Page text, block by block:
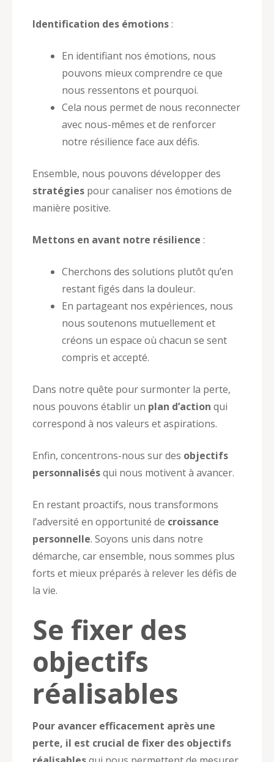
Identification des émotions:
En identifiant nos émotions, nous
pouvons mieux comprendre ce que
nous ressentons et pourquoi.
Cela nous permet de nous reconnecter
avec nous-mêmes et de renforcer
notre résilience face aux défis.
Ensemble, nous pouvons développer des
stratégies pour canaliser nos émotions de
manière positive.
Mettons en avant notre résilience :
Cherchons des solutions plutôt qu’en
restant figés dans la douleur.
En partageant nos expériences, nous
nous soutenons mutuellement et
créons un espace où chacun se sent
compris et accepté.
Dans notre quête pour surmonter la perte,
nous pouvons établir un plan d’action qui
correspond à nos valeurs et aspirations.
Enfin, concentrons-nous sur des objectifs
personnalisésqui nous motivent à avancer.
En restant proactifs, nous transformons
l’adversité en opportunité de croissance
personnelle. Soyons unis dans notre
démarche, car ensemble, nous sommes plus
forts et mieux préparés à relever les défis de
la vie.
Se fixer des
objectifs
réalisables
Pour avancer efficacement après une
perte, il est crucial de fixer des objectifs